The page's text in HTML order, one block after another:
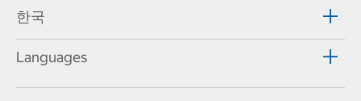
한국
Languages